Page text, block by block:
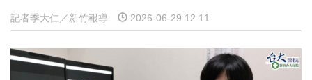
記者季大仁／新竹報導 2026-06-29 12:11